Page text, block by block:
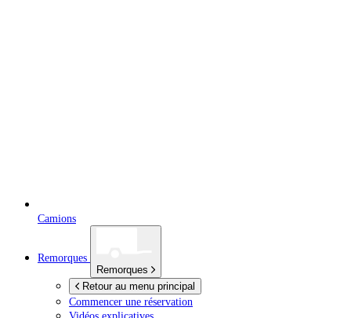
Camions
Remorques
Remorques
Retour au menu principal
Commencer une réservation